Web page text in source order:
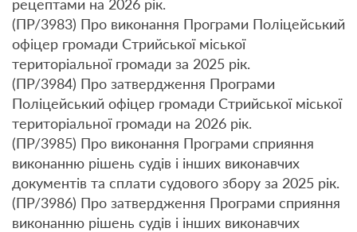
рецептами на 2026 рік.
(ПР/3983) Про виконання Програми Поліцейський
офіцер громади Стрийської міської
територіальної громади за 2025 рік.
(ПР/3984) Про затвердження Програми
Поліцейський офіцер громади Стрийської міської
територіальної громади на 2026 рік.
(ПР/3985) Про виконання Програми сприяння
виконанню рішень судів і інших виконавчих
документів та сплати судового збору за 2025 рік.
(ПР/3986) Про затвердження Програми сприяння
виконанню рішень судів і інших виконавчих